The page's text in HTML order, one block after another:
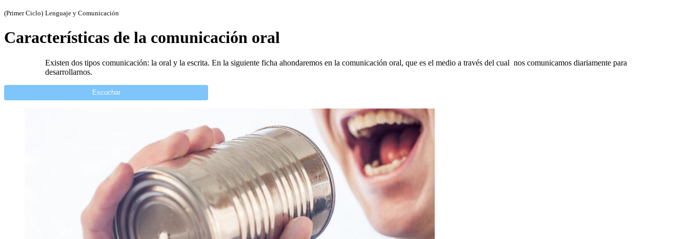
(Primer Ciclo) Lenguaje y Comunicación
Características de la comunicación oral
Existen dos tipos comunicación: la oral y la escrita. En la siguiente ficha ahondaremos en la comunicación oral, que es el medio a través del cual nos comunicamos diariamente para
desarrollarnos.
Escuchar